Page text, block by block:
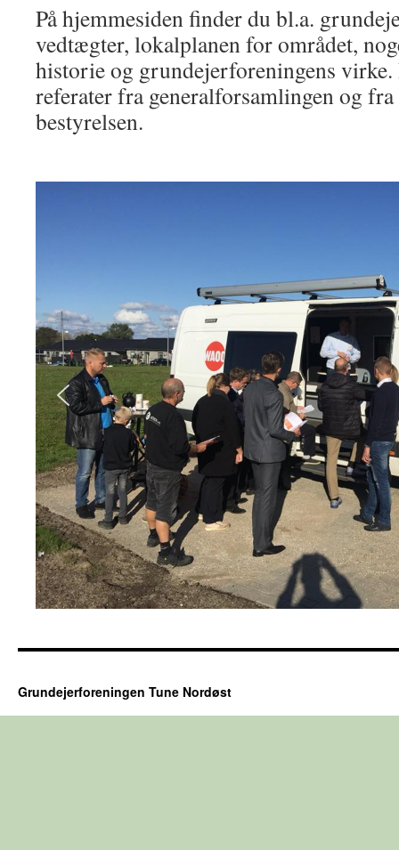
På hjemmesiden finder du bl.a.
vedtægter, lokalplanen for området,
historie og grundejerforeningens
referater fra generalforsamlingen og
bestyrelsen.
Grundejerforeningen Tune Nordøst